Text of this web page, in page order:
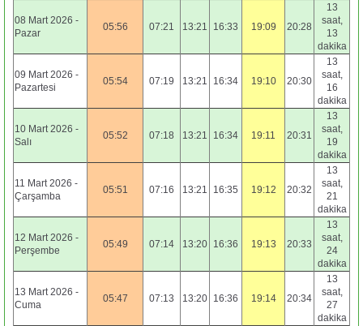
08 Mart 2026 -
Pazar
05:56 07:21 13:21 16:33 19:09 20:28
13
saat,
13
dakika
09 Mart 2026 -
Pazartesi
05:54 07:19 13:21 16:34 19:10 20:30
13
saat,
16
dakika
10 Mart 2026 -
Salı
05:52 07:18 13:21 16:34 19:11 20:31
13
saat,
19
dakika
11 Mart 2026 -
Çarşamba
05:51 07:16 13:21 16:35 19:12 20:32
13
saat,
21
dakika
12 Mart 2026 -
Perşembe
05:49 07:14 13:20 16:36 19:13 20:33
13
saat,
24
dakika
13 Mart 2026 -
Cuma
05:47 07:13 13:20 16:36 19:14 20:34
13
saat,
27
dakika